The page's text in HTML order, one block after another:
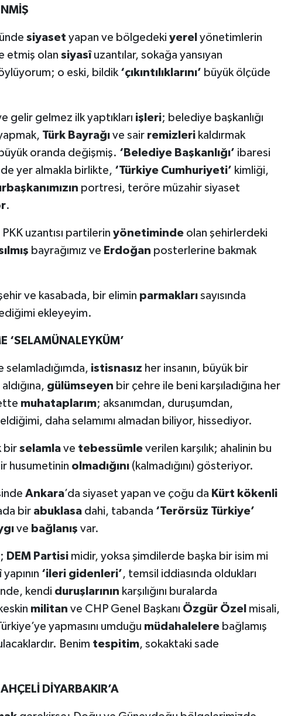
siyaset yapan ve bölgedeki yerel yönetimlerin
etmiş olan siyasîuzantılar, sokağa yansıyan
o eski, bildik ‘çıkıntılıklarını’ büyük ölçüde
gelir gelmez ilk yaptıkları işleri; belediye başkanlığı
Türk Bayrağıve sair remizlerikaldırmak
oranda değişmiş. ‘Belediye Başkanlığı’ ibaresi
yer almakla birlikte, ‘Türkiye Cumhuriyeti’ kimliği,
portresi, teröre müzahir siyaset
.
uzantısı partilerin yönetimindeolan şehirlerdeki
bayrağımız ve Erdoğan posterlerine bakmak
ve kasabada, bir elimin parmaklarısayısında
ekleyeyim.
‘SELAMÜNALEYKÜM’
selamladığımda, istisnasız her insanın, büyük bir
gülümseyen bir çehre ile beni karşıladığına her
muhataplarım; aksanımdan, duruşumdan,
daha selamımı almadan biliyor, hissediyor.
birselamlave tebessümleverilen karşılık; ahalinin bu
husumetinin olmadığını(kalmadığını) gösteriyor.
Ankara’da siyaset yapan ve çoğu da Kürt kökenli
bir abuklasadahi, tabanda ‘Terörsüz Türkiye’
ve bağlanış var.
DEM Partisimidir, yoksa şimdilerde başka bir isim mi
‘ileri gidenleri’, temsil iddiasında oldukları
kendi duruşlarının karşılığını buralarda
militan ve CHP Genel Başkanı Özgür Özel misali,
yapmasını umduğu müdahalelerebağlamış
Benim tespitim, sokaktaki sade
DİYARBAKIR’A